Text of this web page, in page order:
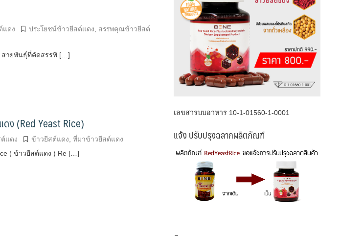
แดง ประโยชน์ข้าวยีสต์แดง, สรรพคุณข้าวยีสต์
สายพันธุ์ที่คัดสรรพิ […]
ง (Red Yeast Rice)
แดง ข้าวยีสต์แดง ที่มาข้าวยีสต์แดง
( ข้าวยีสต์แดง ) Re […]
เลขสารบบอาหาร 10-1-01560-1-0001
แจ้ง ปรับปรุงฉลากผลิตภัณฑ์